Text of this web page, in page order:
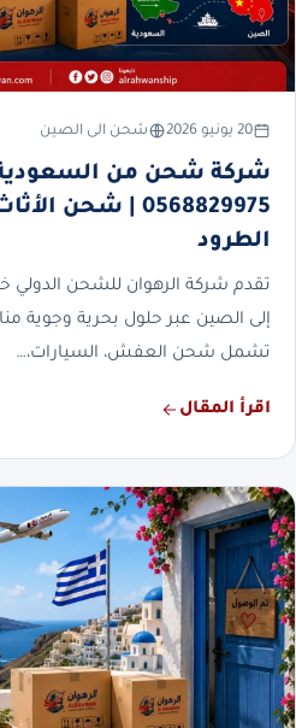
20 يونيو 2026 شحن الى الصين
شركة شحن من
0568829975 |
الطرود
تقدم شركة الرهوان للشحن
إلى الصين عبر حلول بحرية وجوية
تشمل شحن العفش، السيارات،…
اقرأ المقال